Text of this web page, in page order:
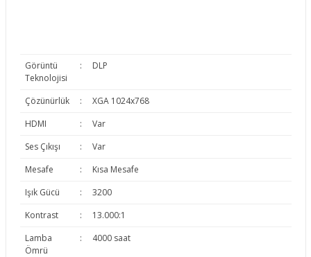
Görüntü
Teknolojisi
: DLP
Çözünürlük :
XGA 1024x768
HDMI
:
Var
Ses Çıkışı
:
Var
Mesafe
:
Kısa Mesafe
Işık Gücü
:
3200
Kontrast
:
13.000:1
Lamba
Ömrü
: 4000 saat